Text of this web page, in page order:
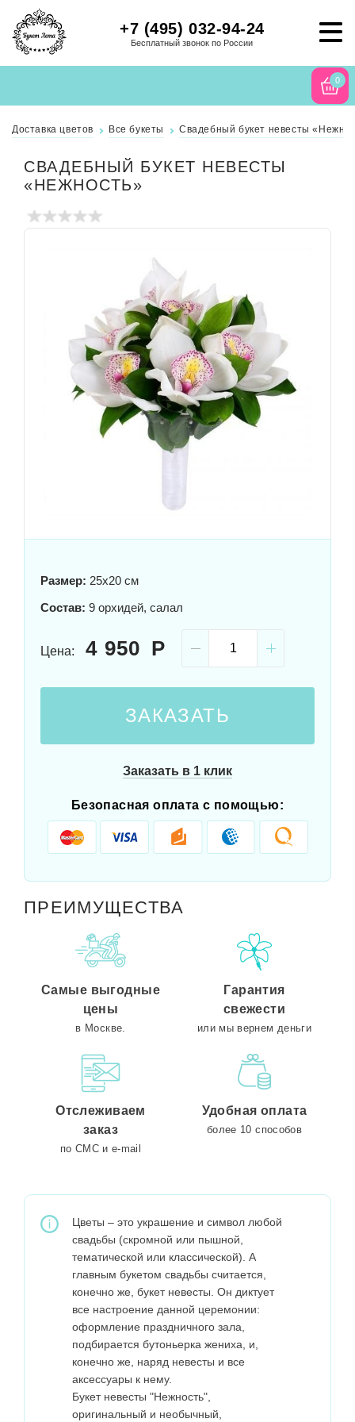
+7 (495) 032-94-24
Бесплатный звонок по России
0
Доставка цветов Все букеты Свадебный букет невесты
СВАДЕБНЫЙ БУКЕТ НЕВЕСТЫ
«НЕЖНОСТЬ»
Размер: 25x20 см
Состав: 9 орхидей, салал
Цена: 4 950
ЗАКАЗАТЬ
Заказать в 1 клик
Безопасная оплата с помощью:
ПРЕИМУЩЕСТВА
Самые выгодные
цены
в Москве.
Гарантия
свежести
или мы вернем деньги
Отслеживаем
заказ
по СМС и e-mail
Удобная оплата
более 10 способов
Цветы – это украшение и символ любой
свадьбы (скромной или пышной,
тематической или классической). А
главным букетом свадьбы считается,
конечно же, букет невесты. Он диктует
все настроение данной церемонии:
оформление праздничного зала,
подбирается бутоньерка жениха, и,
конечно же, наряд невесты и все
аксессуары к нему.
Букет невесты "Нежность",
оригинальный и необычный,